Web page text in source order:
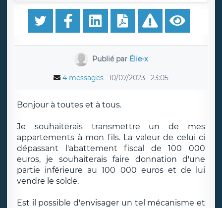
Publié par Élie-x
4 messages 10/07/2023 23:05
Bonjour à toutes et à tous.
Je souhaiterais transmettre un de mes
appartements à mon fils. La valeur de celui ci
dépassant l'abattement fiscal de 100 000
euros, je souhaiterais faire donnation d'une
partie inférieure au 100 000 euros et de lui
vendre le solde.
Est il possible d'envisager un tel mécanisme et